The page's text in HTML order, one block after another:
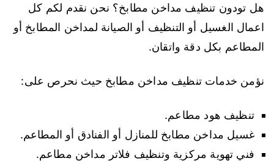
هل تودون تنظيف مداخن مطابخ؟ نحن نقدم لكم كل
اعمال الغسيل أو التنظيف أو الصيانة لمداخن المطابخ أو
المطاعم بكل دقة واتقان.
نؤمن خدمات تنظيف مداخن مطابخ حيث نحرص على:
تنظيف هود مطاعم.
غسيل مداخن مطابخ للمنازل أو الفنادق أو المطاعم.
فني تهوية مركزية وتنظيف فلاتر مداخن مطاعم.